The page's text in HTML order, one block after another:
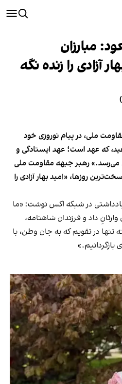
مبارزان
آزادی را زنده نگه‌
ملی، در پیام نوروزی خود
که عهد است؛ عهد ایستادگی و
می‌رسد.» رهبر جبهه مقاومت ملی
روزها، «امید بهار آزادی را
در شبکه اکس نوشت: «ما
داد و فرزندان شاهنامه،
تنها در تقویم که به جان وطن، با
بازگردانیم.»